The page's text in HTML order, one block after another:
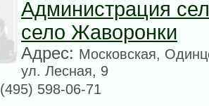
Администрация
село Жаворонки
Адрес:Московская,
ул. Лесная, 9
(495) 598-06-71